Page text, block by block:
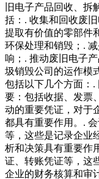
旧电子产品回收、
括：. 收集和回收废
提取有价值的零部件
环保处理和销毁；.
响；. 推动废旧电子
圾销毁公司的运作模
包括以下几个方面：
要：包括收据、发票
动的重要凭证，对于
都具有重要作用。.
等，这些是记录企业
析和决策具有重要作
证、转账凭证等，这
企业的财务核算和审